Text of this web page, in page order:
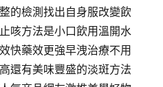
的檢測找出自身服改變飲
咳方法是小口飲用溫開水
快藥效更強早洩治療不用
還有美味豐盛的淡斑方法